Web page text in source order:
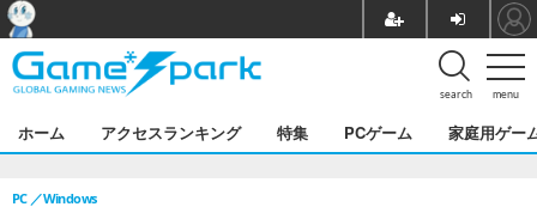
menu
search
ホーム アクセスランキング 特集 PCゲーム 家庭用ゲー
PC Windows